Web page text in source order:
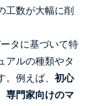
工数が大幅に削
タに基づいて特
アルの種類やタ
例えば、 初心
専門家向けのマ